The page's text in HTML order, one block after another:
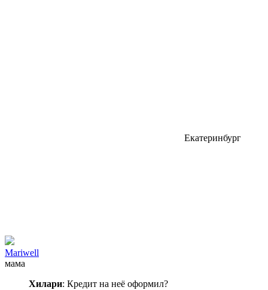
Екатеринбург
Mariwell
мама
Хилари: Кредит на неё оформил?